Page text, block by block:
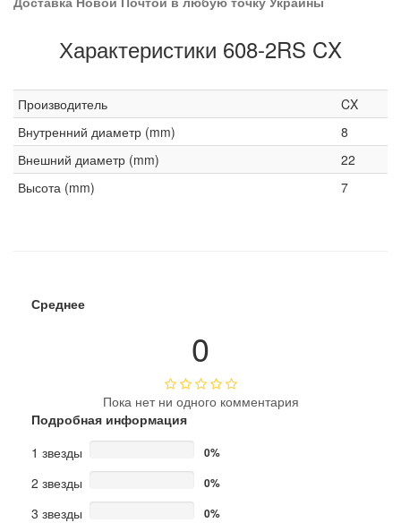
Характеристики 608-2RS CX
Производитель
CX
Внутренний диаметр (mm)
8
Внешний диаметр (mm)
22
Высота (mm)
7
Среднее
0
Пока нет ни одного комментария
Подробная информация
1 звезды
0%
2 звезды 0%
3 звезды 0%